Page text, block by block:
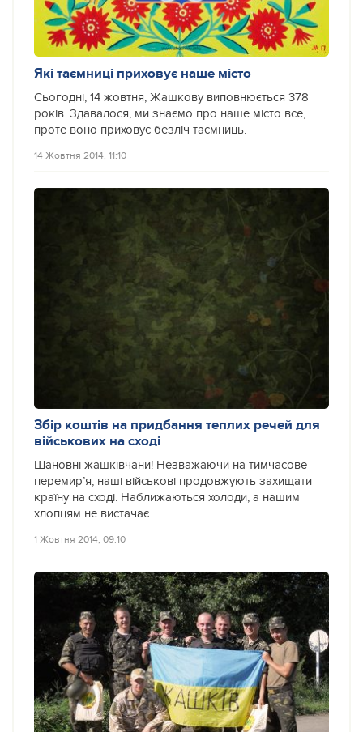
Які таємниці приховує наше місто
Сьогодні, 14 жовтня, Жашкову виповнюється 378
років. Здавалося, ми знаємо про наше місто все,
проте воно приховує безліч таємниць.
14 Жовтня 2014, 11:10
Збір коштів на придбання теплих речей для
військових на сході
Шановні жашківчани! Незважаючи на тимчасове
перемир’я, наші військові продовжують захищати
країну на сході. Наближаються холоди, а нашим
хлопцям не вистачає
1 Жовтня 2014, 09:10